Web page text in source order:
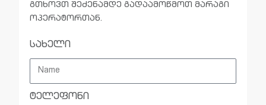
გთხოვთ შეძენამდე გადაამოწმოთ მარაგი
ოპერატორთან.
სახელი
ტელეფონი